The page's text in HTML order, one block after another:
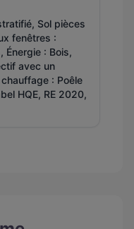
Sol pièces
fenêtres :
Énergie : Bois,
avec un
: Poêle
HQE, RE 2020,